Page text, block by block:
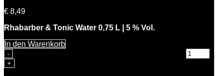
€ 8,49
Rhabarber & Tonic Water 0,75 L | 5 % Vol.
In den Warenkorb